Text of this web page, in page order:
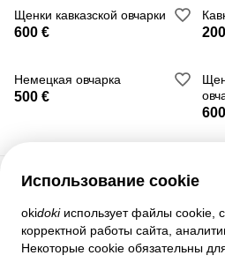
Щенки кавказской овчарки
600 €
Немецкая овчарка
500 €
Использование cookie
okidokiиспользует файлы cookie,
корректной работы сайта,
Некоторые cookie обязательны
Служба поддержки
Помощь
Правила и соглашения